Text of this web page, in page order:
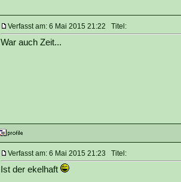
Verfasst am: 6 Mai 2015 21:22 Titel:
War auch Zeit...
Verfasst am: 6 Mai 2015 21:23 Titel:
Ist der ekelhaft